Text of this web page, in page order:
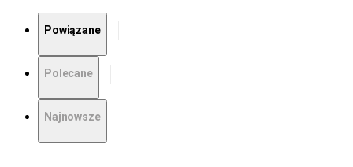
Powiązane
Polecane
Najnowsze